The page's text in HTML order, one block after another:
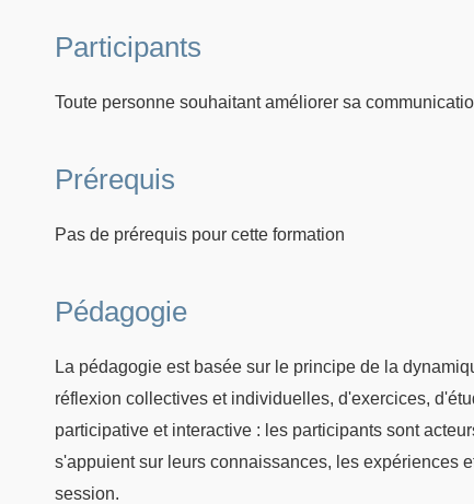
Participants
Toute personne souhaitant améliorer sa
Prérequis
Pas de prérequis pour cette formation
Pédagogie
La pédagogie est basée sur le principe de la
réflexion collectives et individuelles, d'exercices,
participative et interactive : les participants sont
s'appuient sur leurs connaissances, les expériences
session.